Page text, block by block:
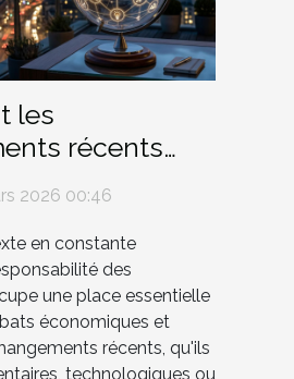
les
récents
la
des
?
2026 00:46
en constante
des
une place essentielle
économiques et
récents, qu'ils
technologiques ou